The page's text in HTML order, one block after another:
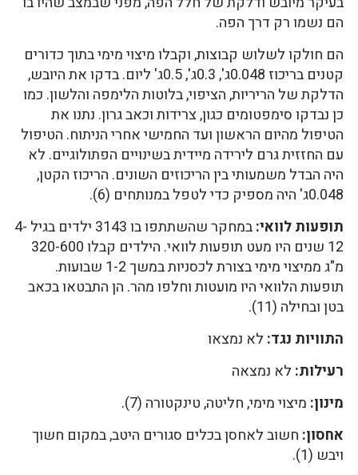
הם נשמו רק דרך הפה.
הם חולקו לשלוש קבוצות, וקבלו מיצוי מימי בתוך כדורים
קטנים בריכוז 0.048ג', 0.3ג', 0.5ג' ליום. בדקו את היובש,
הדלקת של הריריות, הציפוי, בלוטות הלימפה והלשון. כמו
כן נבדקו סימפטומים כגון, צרידות וכאב גרון. נתנו את
הטיפול מהיום הראשון ועד החמישי אחרי הניתוח. הטיפול
עם החזזית גרם לירידה מיידית בשינויים הפתולוגיים. לא
היה הבדל משמעותי בין הריכוזים השונים. הריכוז הקטן,
0.048ג' היה מספיק כדי לטפל במנותחים (6).
תופעות לוואי:
במחקר שהשתתפו בו 3143 ילדים בגיל 4-
12 שנים היו מעט תופעות לוואי. הילדים קבלו 320-600
מ"ג ממיצוי מימי בצורת לכסניות במשך 1-2 שבועות.
תופעות הלוואי היו מועטות וחלפו מהר. הן התבטאו בכאב
בטן ובחילה (11).
התוויות נגד: לא נמצאו
רעילות: לא נמצאה
מינון: מיצוי מימי, חליטה, טינקטורה (7).
אחסון: חשוב לאחסן בכלים סגורים היטב, במקום חשוך
ויבש (1).